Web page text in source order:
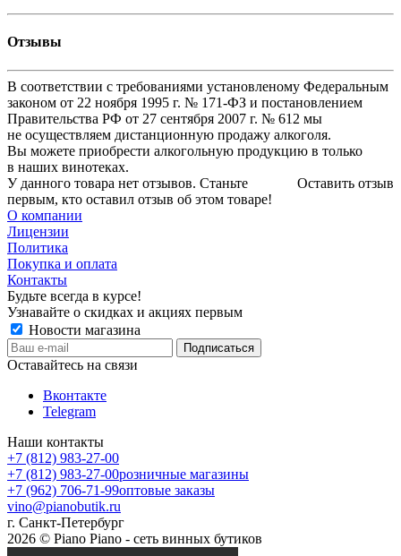
Отзывы
В соответствии с требованиями установленому Федеральным
законом от 22 ноября 1995 г. № 171-ФЗ и постановлением
Правительства РФ от 27 сентября 2007 г. № 612 мы
не осуществляем дистанционную продажу алкоголя.
Вы можете приобрести алкогольную продукцию в только
в наших винотеках.
Оставить отзыв
У данного товара нет отзывов. Станьте
первым, кто оставил отзыв об этом товаре!
О компании
Лицензии
Политика
Покупка и оплата
Контакты
Будьте всегда в курсе!
Узнавайте о скидках и акциях первым
Новости магазина
Оставайтесь на связи
Вконтакте
Telegram
Наши контакты
+7 (812) 983-27-00
+7 (812) 983-27-00розничные магазины
+7 (962) 706-71-99оптовые заказы
vino@pianobutik.ru
г. Санкт-Петербург
2026 © Piano Piano - сеть винных бутиков